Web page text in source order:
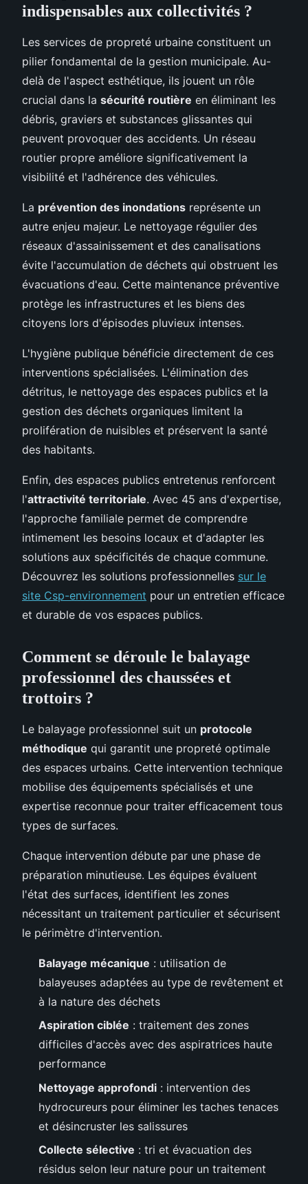
indispensables aux collectivités ?
Les services de propreté urbaine constituent un
pilier fondamental de la gestion municipale. Au-
delà de l'aspect esthétique, ils jouent un rôle
crucial dans la sécurité routière en éliminant les
débris, graviers et substances glissantes qui
peuvent provoquer des accidents. Un réseau
routier propre améliore significativement la
visibilité et l'adhérence des véhicules.
La prévention des inondations représente un
autre enjeu majeur. Le nettoyage régulier des
réseaux d'assainissement et des canalisations
évite l'accumulation de déchets qui obstruent les
évacuations d'eau. Cette maintenance préventive
protège les infrastructures et les biens des
citoyens lors d'épisodes pluvieux intenses.
L'hygiène publique bénéficie directement de ces
interventions spécialisées. L'élimination des
détritus, le nettoyage des espaces publics et la
gestion des déchets organiques limitent la
prolifération de nuisibles et préservent la santé
des habitants.
Enfin, des espaces publics entretenus renforcent
l'attractivité territoriale. Avec 45 ans d'expertise,
l'approche familiale permet de comprendre
intimement les besoins locaux et d'adapter les
solutions aux spécificités de chaque commune.
Découvrez les solutions professionnelles sur le
site Csp-environnement pour un entretien efficace
et durable de vos espaces publics.
Comment se déroule le balayage
professionnel des chaussées et
trottoirs ?
Le balayage professionnel suit un protocole
méthodique qui garantit une propreté optimale
des espaces urbains. Cette intervention technique
mobilise des équipements spécialisés et une
expertise reconnue pour traiter efficacement tous
types de surfaces.
Chaque intervention débute par une phase de
préparation minutieuse. Les équipes évaluent
l'état des surfaces, identifient les zones
nécessitant un traitement particulier et sécurisent
le périmètre d'intervention.
Balayage mécanique : utilisation de
balayeuses adaptées au type de revêtement et
à la nature des déchets
Aspiration ciblée : traitement des zones
difficiles d'accès avec des aspiratrices haute
performance
Nettoyage approfondi : intervention des
hydrocureurs pour éliminer les taches tenaces
et désincruster les salissures
Collecte sélective : tri et évacuation des
résidus selon leur nature pour un traitement